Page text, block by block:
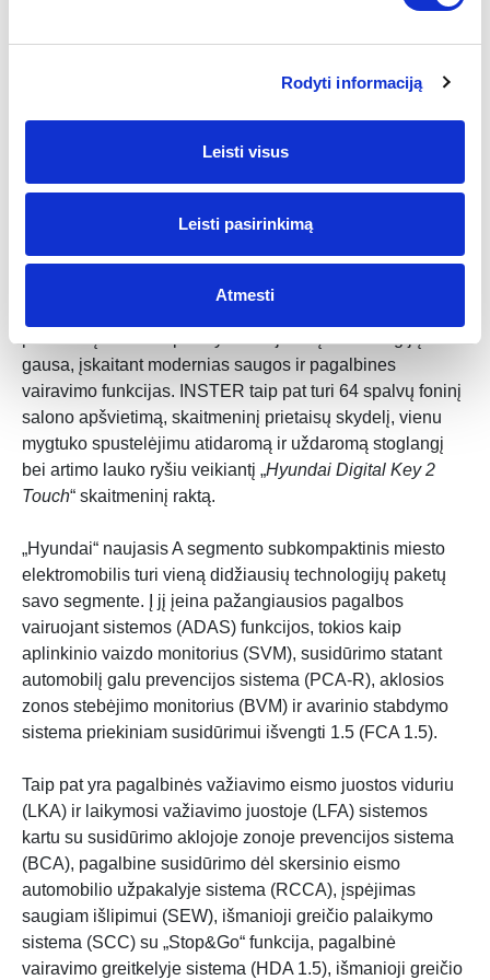
Rodyti informaciją
Leisti visus
Leisti pasirinkimą
Atmesti
efektyvumo šilumos siurblys.
Įkrovimo iš automobilio funkcija (V2L) su lizdais kėbule ir
salone leidžia įkrauti išorinius elektros įrenginius (110
V/220 V) be jokios papildomos įrangos. Tokiu būdu
galima be problemų įkrauti elektrinį dviratį, paspirtuką ar
Pažangios technologijos ir komforto
funkcijos
gausa, įskaitant modernias saugos ir pagalbines
vairavimo funkcijas. INSTER taip pat turi 64 spalvų foninį
salono apšvietimą, skaitmeninį prietaisų skydelį, vienu
mygtuko spustelėjimu atidaromą ir uždaromą stoglangį
bei artimo lauko ryšiu veikiantį „Hyundai Digital Key 2
Touch“ skaitmeninį raktą.
„Hyundai“ naujasis A segmento subkompaktinis miesto
elektromobilis turi vieną didžiausių technologijų paketų
savo segmente. Į jį įeina pažangiausios pagalbos
vairuojant sistemos (ADAS) funkcijos, tokios kaip
aplinkinio vaizdo monitorius (SVM), susidūrimo statant
automobilį galu prevencijos sistema (PCA-R), aklosios
zonos stebėjimo monitorius (BVM) ir avarinio stabdymo
sistema priekiniam susidūrimui išvengti 1.5 (FCA 1.5).
Taip pat yra pagalbinės važiavimo eismo juostos viduriu
(LKA) ir laikymosi važiavimo juostoje (LFA) sistemos
kartu su susidūrimo aklojoje zonoje prevencijos sistema
(BCA), pagalbine susidūrimo dėl skersinio eismo
automobilio užpakalyje sistema (RCCA), įspėjimas
saugiam išlipimui (SEW), išmanioji greičio palaikymo
sistema (SCC) su „Stop&Go“ funkcija, pagalbinė
vairavimo greitkelyje sistema (HDA 1.5), išmanioji greičio